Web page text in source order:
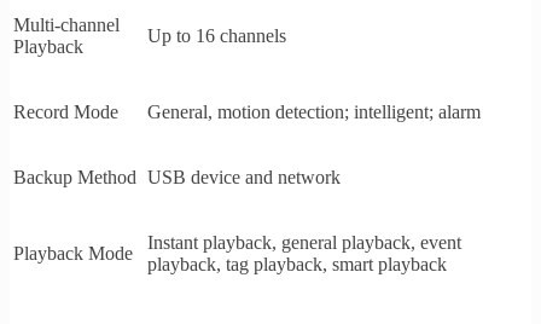
Multi-channel
Playback
Up to 16 channels
Record Mode General, motion detection; intelligent; alarm
Backup Method USB device and network
Playback Mode
Instant playback, general playback, event
playback, tag playback, smart playback